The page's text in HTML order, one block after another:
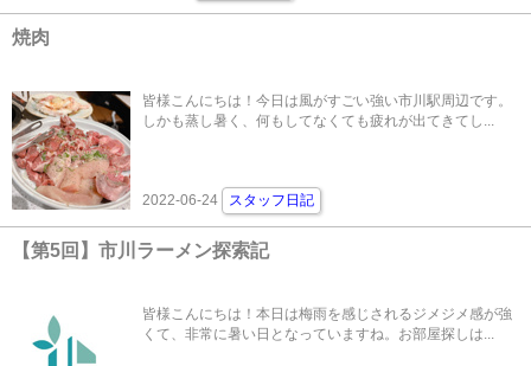
焼肉
皆様こんにちは！今日は風がすごい強い市川駅周辺です。
しかも蒸し暑く、何もしてなくても疲れが出てきてし...
2022-06-24 スタッフ日記
【第5回】市川ラーメン探索記
皆様こんにちは！本日は梅雨を感じされるジメジメ感が強
くて、非常に暑い日となっていますね。お部屋探しは...